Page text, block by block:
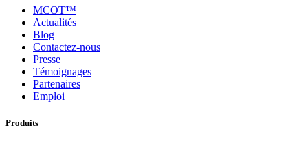
MCOT™
Actualités
Blog
Contactez-nous
Presse
Témoignages
Partenaires
Emploi
Produits